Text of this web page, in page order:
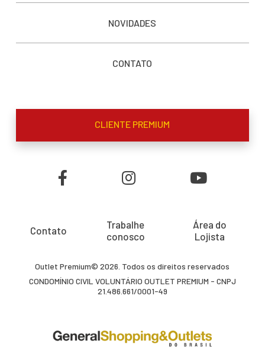
NOVIDADES
CONTATO
CLIENTE PREMIUM
Contato
Trabalhe
conosco
Área do
Lojista
Outlet Premium© 2026. Todos os direitos reservados
CONDOMÍNIO CIVIL VOLUNTÁRIO OUTLET PREMIUM - CNPJ
21.486.661/0001-49